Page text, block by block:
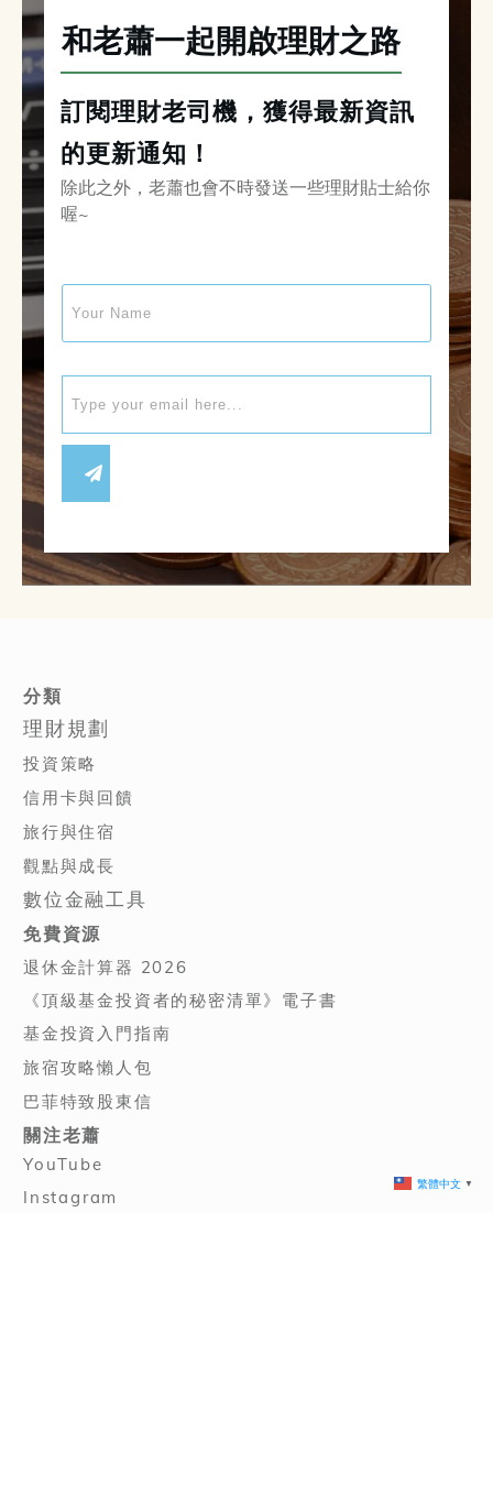
和老蕭一起開啟理財之路
訂閱理財老司機，獲得最新資訊
的更新通知！
除此之外，老蕭也會不時發送一些理財貼士給你
喔~
分類
理財規劃
投資策略
信用卡與回饋
旅行與住宿
觀點與成長
數位金融工具
免費資源
退休金計算器 2026
《頂級基金投資者的秘密清單》電子書
基金投資入門指南
旅宿攻略懶人包
巴菲特致股東信
關注老蕭
YouTube
Instagram
繁體中文 ▼